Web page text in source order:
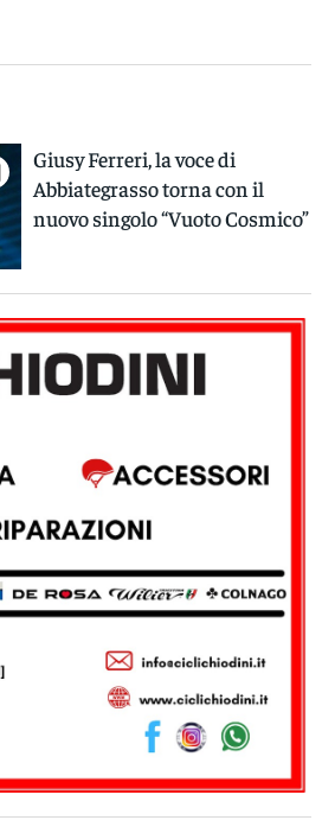
Giusy Ferreri, la voce di
Abbiategrasso torna con il
nuovo singolo “Vuoto Cosmico”